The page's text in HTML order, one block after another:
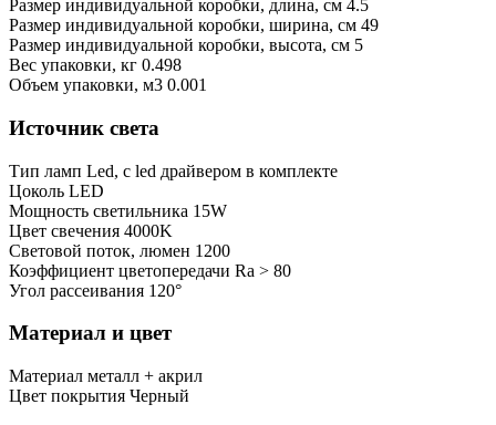
Размер индивидуальной коробки, длина, см 4.5
Размер индивидуальной коробки, ширина, см 49
Размер индивидуальной коробки, высота, см 5
Bес упаковки, кг 0.498
Oбъем упаковки, м3 0.001
Источник света
Тип ламп Led, с led драйвером в комплекте
Цоколь LED
Мощность светильника 15W
Цвет свечения 4000K
Световой поток, люмен 1200
Коэффициент цветопередачи Ra > 80
Угол рассеивания 120°
Материал и цвет
Mатериал металл + акрил
Цвет покрытия Черный